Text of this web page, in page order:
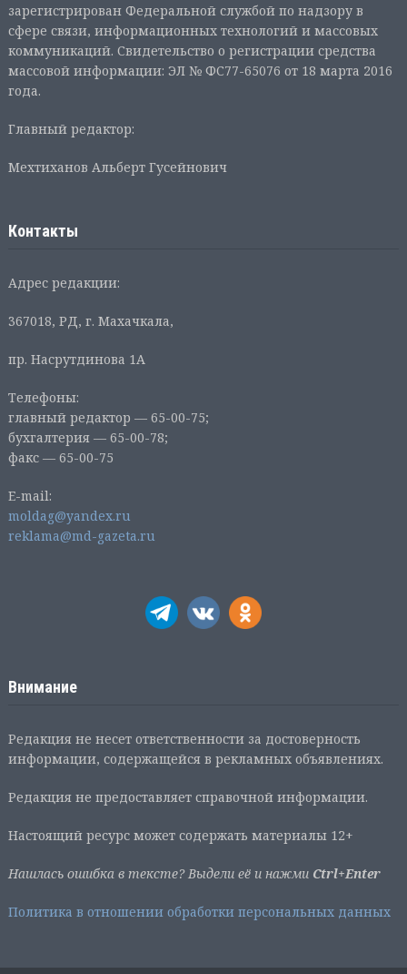
зарегистрирован Федеральной службой по надзору в
сфере связи, информационных технологий и массовых
коммуникаций. Свидетельство о регистрации средства
массовой информации: ЭЛ № ФС77-65076 от 18 марта 2016
года.
Главный редактор:
Мехтиханов Альберт Гусейнович
Контакты
Адрес редакции:
367018, РД, г. Махачкала,
пр. Насрутдинова 1А
Телефоны:
главный редактор — 65-00-75;
бухгалтерия — 65-00-78;
факс — 65-00-75
E-mail:
moldag@yandex.ru
reklama@md-gazeta.ru
Внимание
Редакция не несет ответственности за достоверность
информации, содержащейся в рекламных объявлениях.
Редакция не предоставляет справочной информации.
Настоящий ресурс может содержать материалы 12+
Нашлась ошибка в тексте? Выдели её и нажми Ctrl+Enter
Политика в отношении обработки персональных данных